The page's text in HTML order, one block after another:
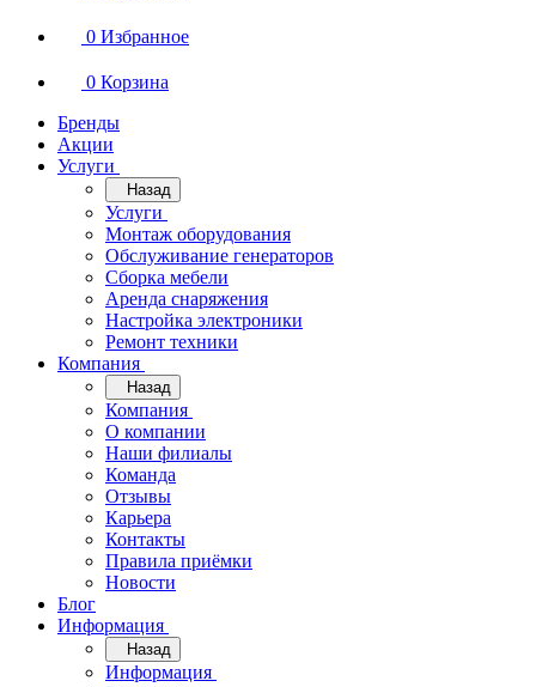
0 Избранное
0 Корзина
Бренды
Акции
Услуги
Назад
Услуги
Монтаж оборудования
Обслуживание генераторов
Сборка мебели
Аренда снаряжения
Настройка электроники
Ремонт техники
Компания
Назад
Компания
О компании
Наши филиалы
Команда
Отзывы
Карьера
Контакты
Правила приёмки
Новости
Блог
Информация
Назад
Информация